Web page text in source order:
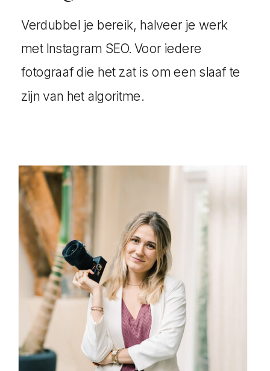
Verdubbel je bereik, halveer je werk
met Instagram SEO. Voor iedere
fotograaf die het zat is om een slaaf te
zijn van het algoritme.